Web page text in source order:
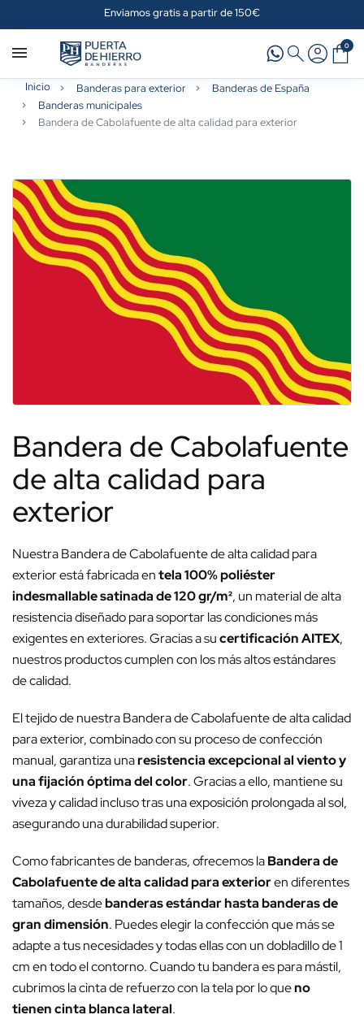
Enviamos gratis a partir de 150€
0
Inicio Banderas para exterior
Banderas de España
Banderas municipales
Bandera de Cabolafuente de alta calidad para exterior
Bandera de Cabolafuente
de alta calidad para
exterior
Nuestra Bandera de Cabolafuente de alta calidad para
exterior está fabricada entela 100% poliéster
indesmallable satinada de 120 gr/m², un material de alta
resistencia diseñado para soportar las condiciones más
exigentes en exteriores. Gracias a sucertificación AITEX,
nuestros productos cumplen con los más altos estándares
de calidad.
El tejido de nuestra Bandera de Cabolafuente de alta calidad
para exterior, combinado con su proceso de confección
manual, garantiza unaresistencia excepcional al viento y
una fijación óptima del color. Gracias a ello, mantiene su
viveza y calidad incluso tras una exposición prolongada al sol,
asegurando una durabilidad superior.
Como fabricantes de banderas, ofrecemos laBandera de
Cabolafuente de alta calidad para exterioren diferentes
tamaños, desdebanderas estándar hasta banderas de
gran dimensión. Puedes elegir la confección que más se
adapte a tus necesidades y todas ellas con un dobladillo de 1
cm en todo el contorno. Cuando tu bandera es para mástil,
cubrimos la cinta de refuerzo con la tela por lo queno
tienen cinta blanca lateral.